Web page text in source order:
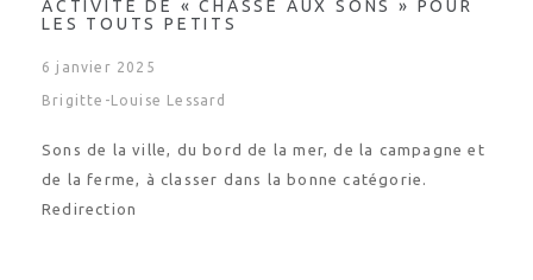
ACTIVITÉ DE « CHASSE AUX SONS » POUR
LES TOUTS PETITS
6 janvier 2025
Brigitte-Louise Lessard
Sons de la ville, du bord de la mer, de la campagne et
de la ferme, à classer dans la bonne catégorie.
Redirection